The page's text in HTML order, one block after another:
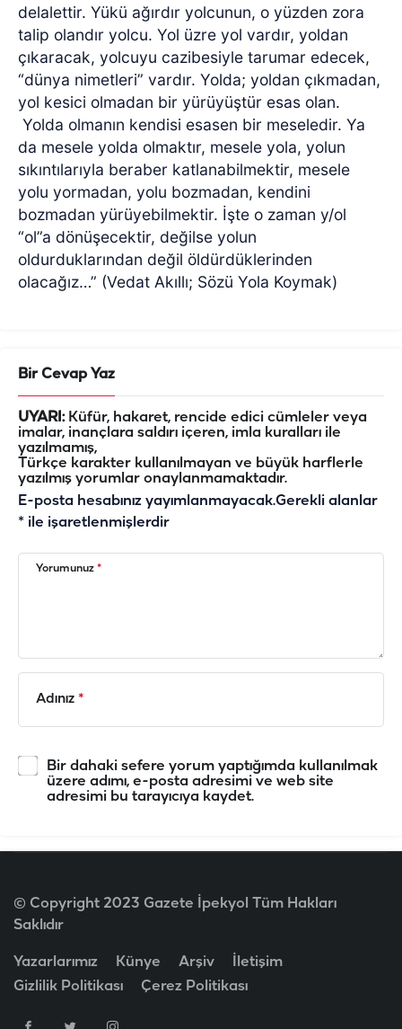
delalettir. Yükü ağırdır yolcunun, o yüzden zora
talip olandır yolcu. Yol üzre yol vardır, yoldan
çıkaracak, yolcuyu cazibesiyle tarumar edecek,
“dünya nimetleri” vardır. Yolda; yoldan çıkmadan,
yol kesici olmadan bir yürüyüştür esas olan.
Yolda olmanın kendisi esasen bir meseledir. Ya
da mesele yolda olmaktır, mesele yola, yolun
sıkıntılarıyla beraber katlanabilmektir, mesele
yolu yormadan, yolu bozmadan, kendini
bozmadan yürüyebilmektir. İşte o zaman y/ol
“ol”a dönüşecektir, değilse yolun
oldurduklarından değil öldürdüklerinden
olacağız…” (Vedat Akıllı; Sözü Yola Koymak)
Bir Cevap Yaz
UYARI:Küfür, hakaret, rencide edici cümleler veya
imalar, inançlara saldırı içeren, imla kuralları ile
yazılmamış,
Türkçe karakter kullanılmayan ve büyük harflerle
yazılmış yorumlar onaylanmamaktadır.
E-posta hesabınız yayımlanmayacak.Gerekli alanlar
* ile işaretlenmişlerdir
Yorumunuz *
Adınız *
Bir dahaki sefere yorum yaptığımda kullanılmak
üzere adımı, e-posta adresimi ve web site
adresimi bu tarayıcıya kaydet.
© Copyright 2023 Gazete İpekyol Tüm Hakları
Saklıdır
Yazarlarımız Künye Arşiv
İletişim
Gizlilik Politikası
Çerez Politikası